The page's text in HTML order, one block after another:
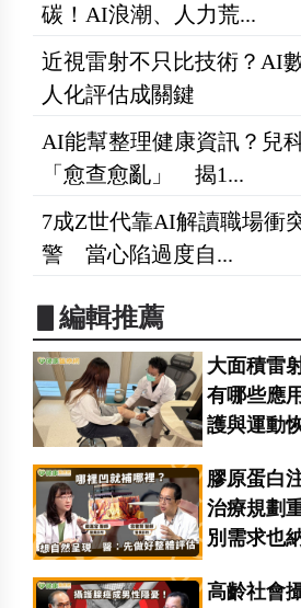
碳！AI浪潮、人力荒...
近視雷射不只比技術？AI
人化評估成關鍵
AI能幫整理健康資訊？兒
「愈查愈亂」 揭1...
7成Z世代靠AI解讀職場衝
警 當心陷過度自...
▋編輯推薦
大面積雷
有哪些應
護與運動
膠原蛋白
治療規劃
別需求也
高齡社會